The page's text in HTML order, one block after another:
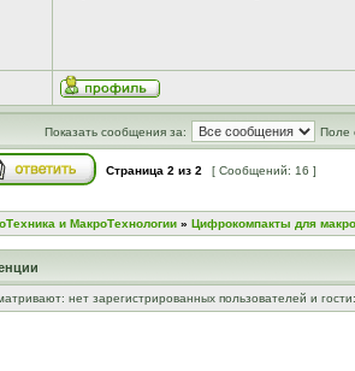
Показать сообщения за: Поле
Страница 2 из 2 [ Сообщений: 16 ]
и МакроТехнологии » Цифрокомпакты для
нет зарегистрированных пользователей и